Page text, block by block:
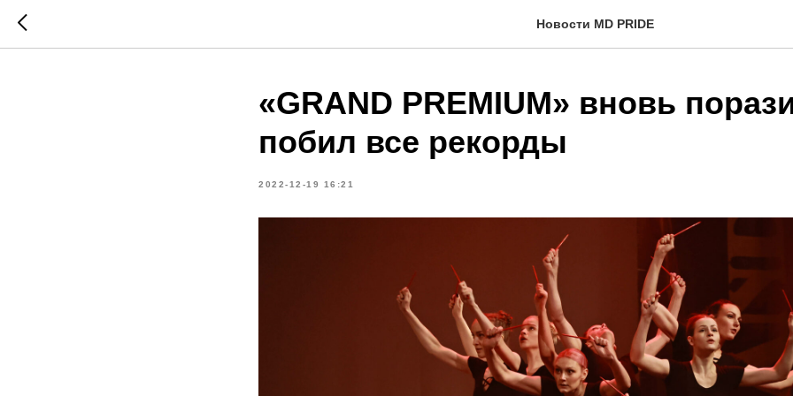
Новости MD PRIDE
«GRAND PREMIUM» вновь
побил все рекорды
2022-12-19 16:21